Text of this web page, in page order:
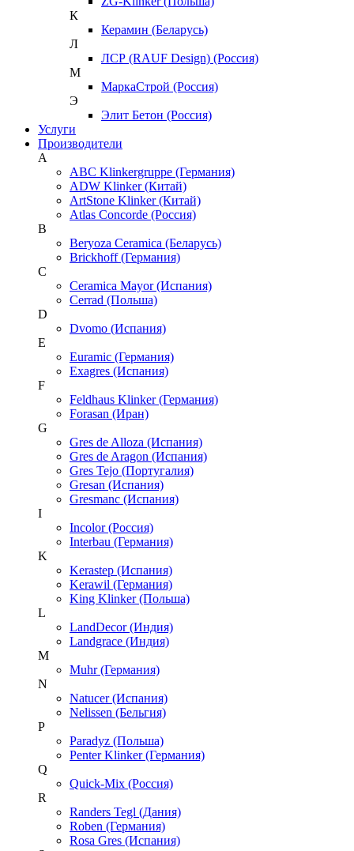
К
Керамин (Беларусь)
Л
ЛСР (RAUF Design) (Россия)
М
МаркаСтрой (Россия)
Э
Элит Бетон (Россия)
Услуги
Производители
A
ABC Klinkergruppe (Германия)
ADW Klinker (Китай)
ArtStone Klinker (Китай)
Atlas Concorde (Россия)
B
Beryoza Ceramica (Беларусь)
Brickhoff (Германия)
C
Ceramica Mayor (Испания)
Cerrad (Польша)
D
Dvomo (Испания)
E
Euramic (Германия)
Exagres (Испания)
F
Feldhaus Klinker (Германия)
Forasan (Иран)
G
Gres de Alloza (Испания)
Gres de Aragon (Испания)
Gres Tejo (Португалия)
Gresan (Испания)
Gresmanc (Испания)
I
Incolor (Россия)
Interbau (Германия)
K
Kerastep (Испания)
Kerawil (Германия)
King Klinker (Польша)
L
LandDecor (Индия)
Landgrace (Индия)
M
Muhr (Германия)
N
Natucer (Испания)
Nelissen (Бельгия)
P
Paradyz (Польша)
Penter Klinker (Германия)
Q
Quick-Mix (Россия)
R
Randers Tegl (Дания)
Roben (Германия)
Rosa Gres (Испания)